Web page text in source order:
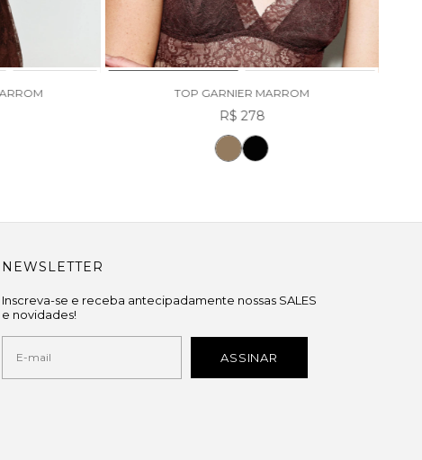
TOP GARNIER MARROM
R$ 278
NEWSLETTER
Inscreva-se e receba antecipadamente nossas SALES
e novidades!